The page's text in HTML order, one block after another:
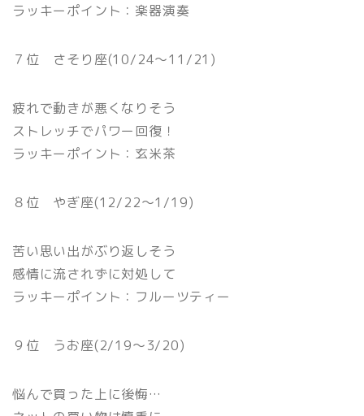
ラッキーポイント：楽器演奏
７位 さそり座(10/24〜11/21)
疲れで動きが悪くなりそう
ストレッチでパワー回復！
ラッキーポイント：玄米茶
８位 やぎ座(12/22〜1/19)
苦い思い出がぶり返しそう
感情に流されずに対処して
ラッキーポイント：フルーツティー
９位 うお座(2/19〜3/20)
悩んで買った上に後悔…